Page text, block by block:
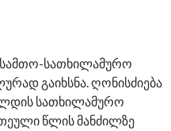
სამთო-სათხილამურო
გაიხსნა. ღონისძიება
სათხილამურო
წლის მანძილზე